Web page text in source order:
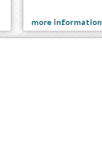
more information